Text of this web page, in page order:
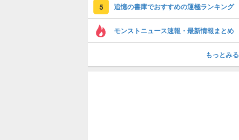
5 追憶の書庫でおすすめの運極ランキング
モンストニュース速報・最新情報まとめ
もっとみる